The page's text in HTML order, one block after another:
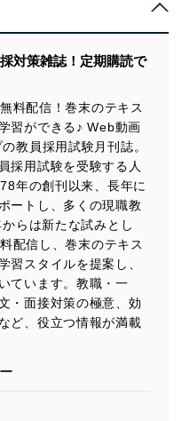
対策雑誌！定期購読で
料配信！巻末のテキス
習ができる♪ Web動画
教員採用試験月刊誌。
採用試験を受験する人
年の創刊以来、長年に
ートし、多くの現職教
らは新たな試みとし
配信し、巻末のテキス
習スタイルを提案し、
ています。教職・一
・面接対策の極意、効
ど、役立つ情報が満載